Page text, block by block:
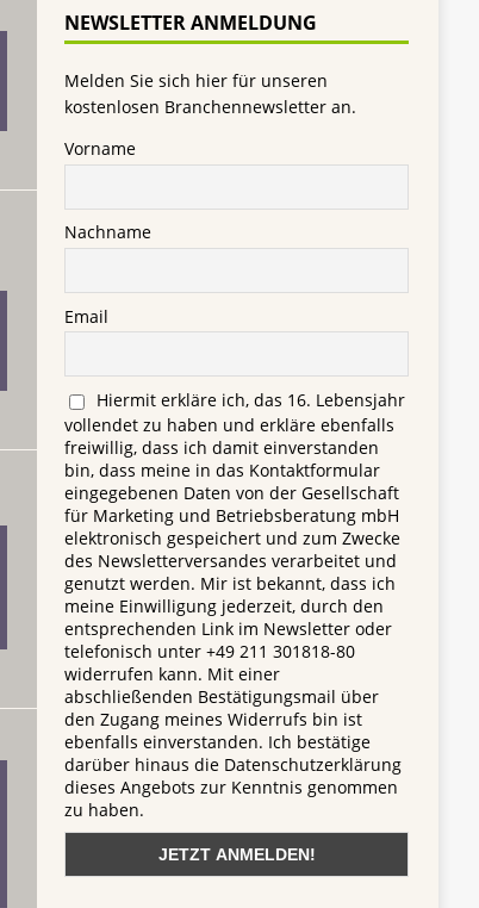
NEWSLETTER ANMELDUNG
Melden Sie sich hier für unseren
kostenlosen Branchennewsletter an.
Vorname
Nachname
Email
Hiermit erkläre ich, das 16. Lebensjahr
vollendet zu haben und erkläre ebenfalls
freiwillig, dass ich damit einverstanden
bin, dass meine in das Kontaktformular
eingegebenen Daten von der Gesellschaft
für Marketing und Betriebsberatung mbH
elektronisch gespeichert und zum Zwecke
des Newsletterversandes verarbeitet und
genutzt werden. Mir ist bekannt, dass ich
meine Einwilligung jederzeit, durch den
entsprechenden Link im Newsletter oder
telefonisch unter +49 211 301818-80
widerrufen kann. Mit einer
abschließenden Bestätigungsmail über
den Zugang meines Widerrufs bin ist
ebenfalls einverstanden. Ich bestätige
darüber hinaus die Datenschutzerklärung
dieses Angebots zur Kenntnis genommen
zu haben.